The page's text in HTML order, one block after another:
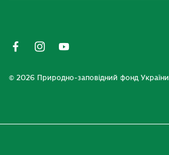
© 2026 Природно-заповідний фонд України